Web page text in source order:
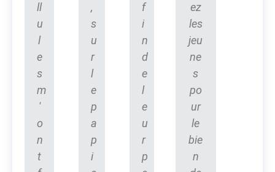
ll
u
l
e
s
m
'
o
n
t
,
s
u
r
l
e
p
a
p
i
f
i
n
d
e
l
e
u
r
p
ez
les
jeu
ne
s
po
ur
le
bie
n